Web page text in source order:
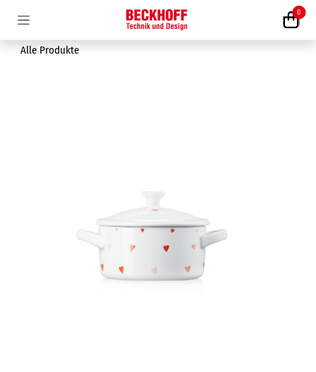
0
Alle Produkte